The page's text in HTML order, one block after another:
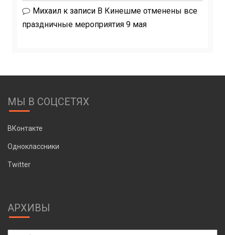
Михаил к записи В Кинешме отменены все
праздничные мероприятия 9 мая
МЫ В СОЦСЕТЯХ
ВКонтакте
Одноклассники
Twitter
АРХИВЫ